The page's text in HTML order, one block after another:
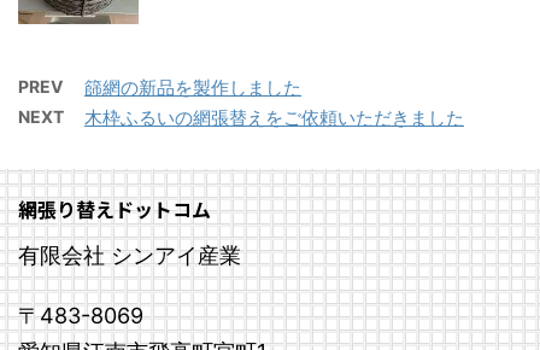
PREV 篩網の新品を製作しました
NEXT 木枠ふるいの網張替えをご依頼いただきました
網張り替えドットコム
有限会社 シンアイ産業
〒483-8069